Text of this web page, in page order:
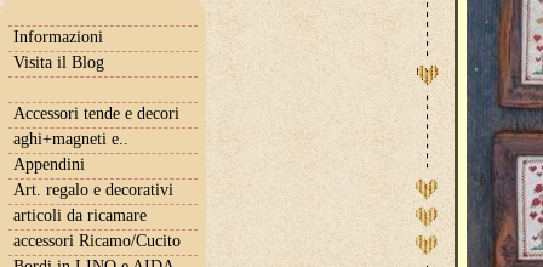
Informazioni
Visita il Blog
Accessori tende e decori
aghi+magneti e..
Appendini
Art. regalo e decorativi
articoli da ricamare
accessori Ricamo/Cucito